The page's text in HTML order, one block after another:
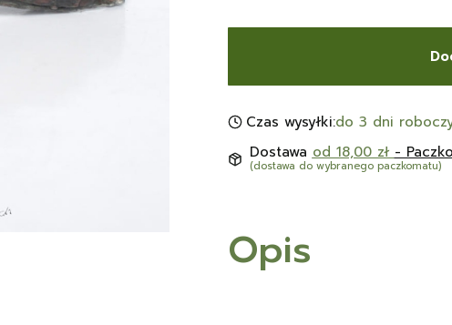
Czas wysyłki:do 3 dni
Dostawa od 18,00 zł -
(dostawa do wybranego paczkomatu)
Opis